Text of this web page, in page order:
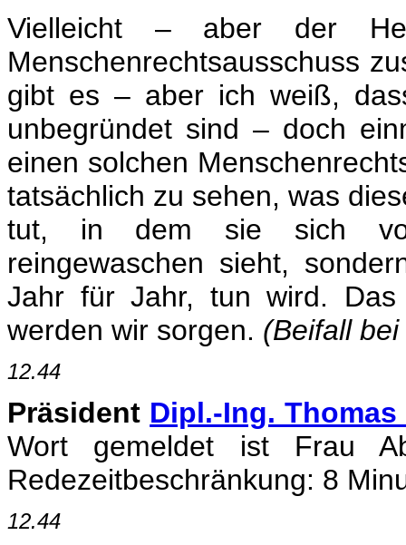
Vielleicht – aber der
Menschenrechtsausschuss
gibt es – aber ich weiß,
unbegründet sind – doch
einen solchen
tatsächlich zu sehen, was
tut, in dem sie sich vom
reingewaschen sieht,
Jahr für Jahr, tun wird.
werden wir sorgen. (Beifall
12.44
Präsident Dipl.-Ing.
Wort gemeldet ist Frau
Redezeitbeschränkung: 8
12.44